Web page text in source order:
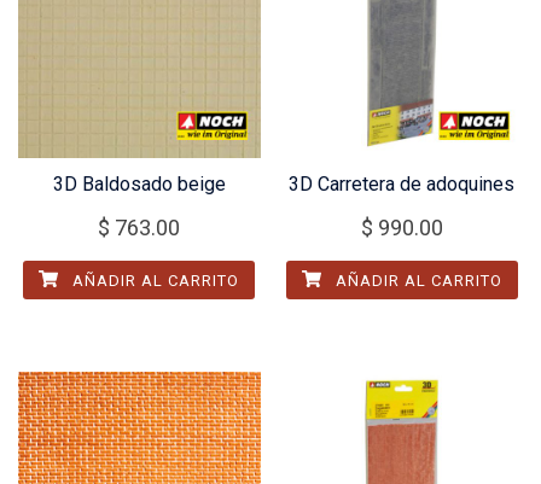
3D Baldosado beige
$ 763.00
AÑADIR AL CARRITO
3D Carretera de adoquines
$ 990.00
AÑADIR AL CARRITO